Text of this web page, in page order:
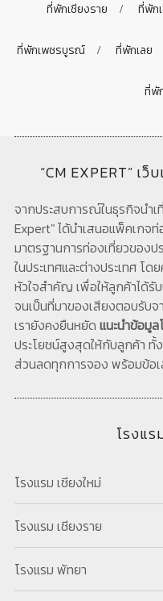
ที่พักเชียงราย ที่พัก
ที่พักเพชรบูรณ์ ที่พักเลย
ที่พั
“CM EXPERT” เ
จากประสบการณ์ในธุรกิจนำ
Expert" ได้นำเสนอแพ็คเกจ
มาตรฐานการท่องเที่ยวของป
ในประเทศและต่างประเทศ
หัวใจสำคัญ เพื่อให้ลูกค้าได้รั
จนเป็นที่มาของเสียงตอบรับ
เรายังคงยืนหยัด แนะนำข้อมูล
ประโยชน์สูงสุดให้กับลูกค้า
ส่วนลดทุกการจอง พร้อมข้อ
โรงแร
โรงแรม เชียงใหม่
โรงแรม เชียงราย
โรงแรม พัทยา